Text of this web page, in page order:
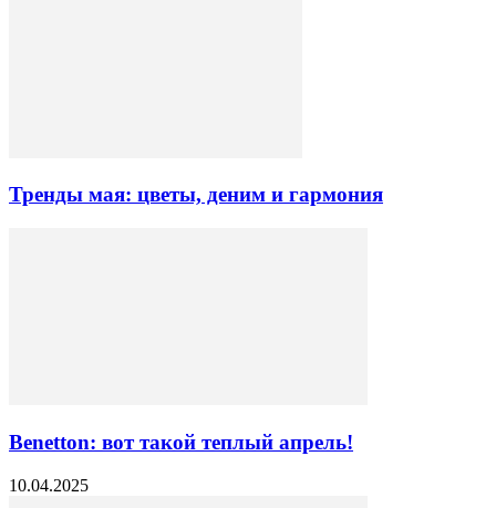
Тренды мая: цветы, деним и гармония
Benetton: вот такой теплый апрель!
10.04.2025